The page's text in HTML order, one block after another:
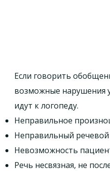
Если говорить
возможные нарушения
идут к логопеду.
Неправильное
Неправильный
Невозможность
Речь несвязная, не